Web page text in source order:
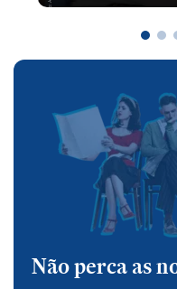
Não perca as